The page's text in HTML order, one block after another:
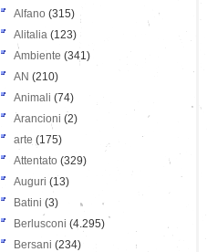
Alfano (315)
Alitalia (123)
Ambiente (341)
AN (210)
Animali (74)
Arancioni (2)
arte (175)
Attentato (329)
Auguri (13)
Batini (3)
Berlusconi (4.295)
Bersani (234)